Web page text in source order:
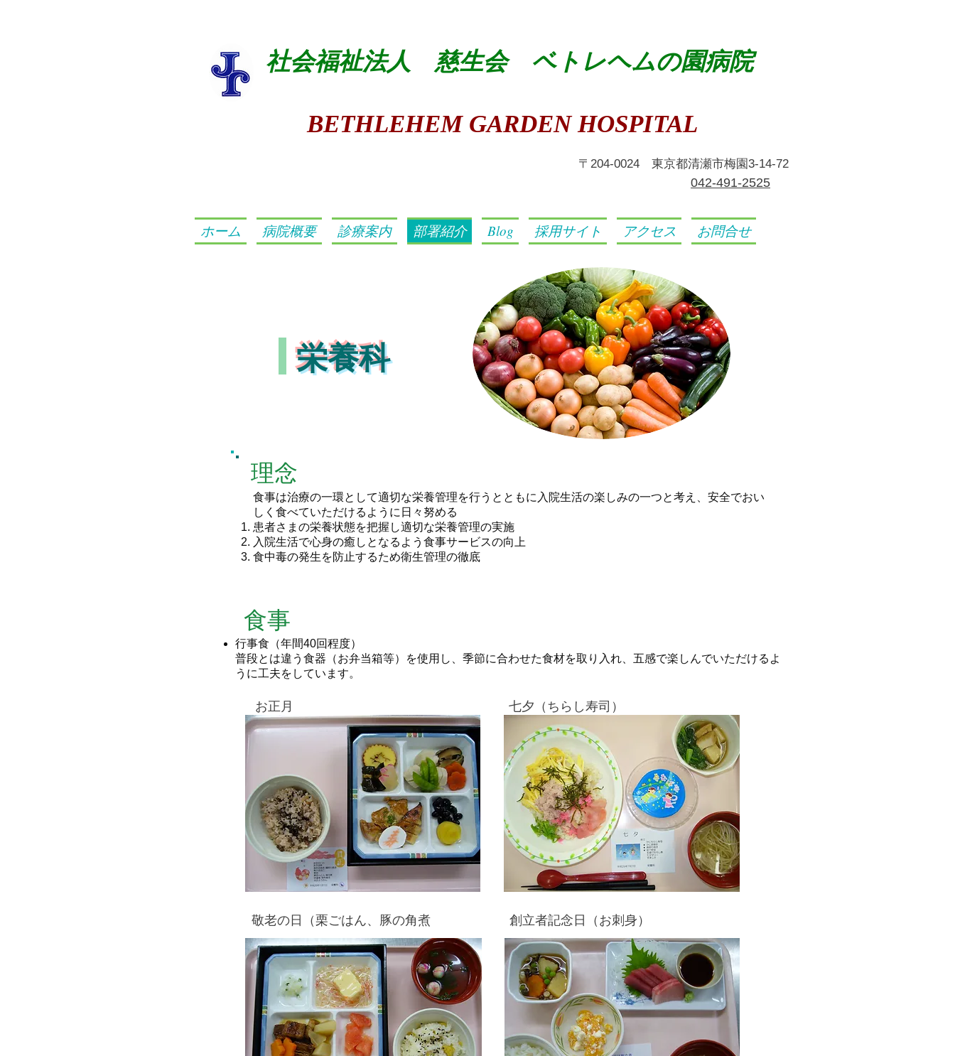
社会福祉法人 慈生会 ベトレヘムの園病院
BETHLEHEM GARDEN HOSPITAL
​〒204-0024 東京都清瀬市梅園3-14-72
​042-491-2525
ホーム 病院概要 診療案内 部署紹介 Blog 採用サイト アクセス お問合せ
​栄養科
​理念
食事は治療の一環として適切な栄養管理を行うとともに入院生活の楽しみの一つと考え、安全でおい
しく食べていただけるように日々努める
患者さまの栄養状態を把握し適切な栄養管理の実施
入院生活で心身の癒しとなるよう食事サービスの向上
食中毒の発生を防止するため衛生管理の徹底
​ 食事
行事食（年間40回程度）
普段とは違う食器（お弁当箱等）を使用し、季節に合わせた食材を取り入れ、五感で楽しんでいただけるよ
うに工夫をしています。
お正月
​敬老の日（栗ごはん、豚の角煮
​七夕（ちらし寿司）
​創立者記念日（お刺身）